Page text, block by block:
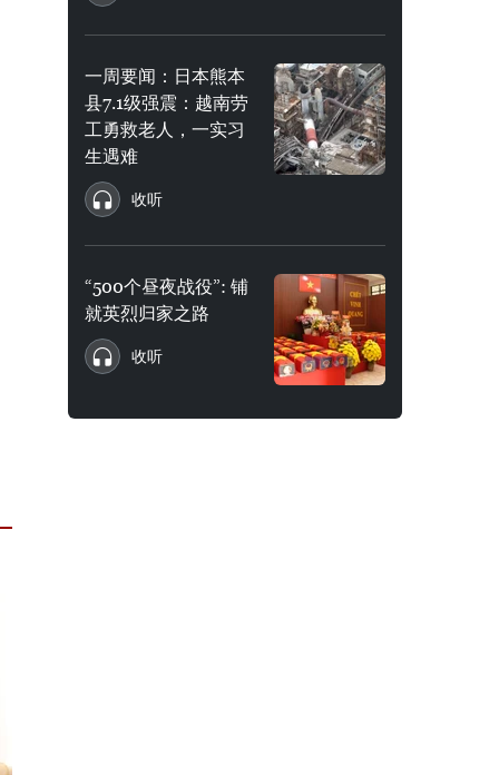
一周要闻：日本熊本
县7.1级强震：越南劳
工勇救老人，一实习
生遇难
收听
“500个昼夜战役”: 铺
就英烈归家之路
收听